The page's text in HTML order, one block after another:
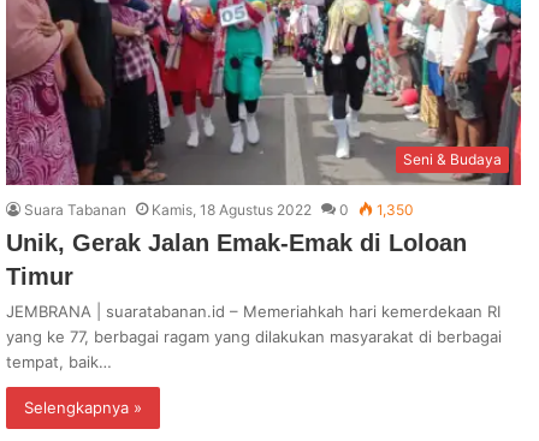
Seni & Budaya
Suara Tabanan Kamis, 18 Agustus 2022 0 1,350
Unik, Gerak Jalan Emak-Emak di Loloan
Timur
JEMBRANA | suaratabanan.id – Memeriahkah hari kemerdekaan RI
yang ke 77, berbagai ragam yang dilakukan masyarakat di berbagai
tempat, baik…
Selengkapnya »